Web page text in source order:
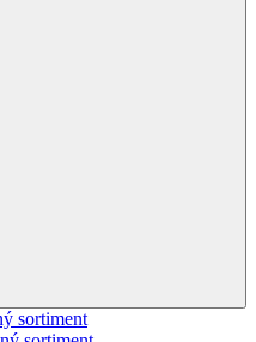
sortiment